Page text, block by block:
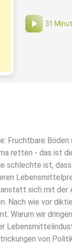
31
Fruchtbare Böden
retten - das ist
schlechte ist,
anstatt sich mit der
Nach wie vor
Warum wir
von